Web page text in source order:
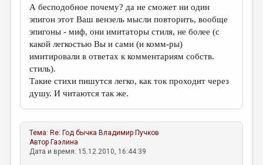
А бесподобное почему? да не сможет ни один
эпигон этот Ваш вензель мысли повторить, вообще
эпигоны - миф, они имитаторы стиля, не более (с
какой легкостью Вы и сами (и комм-ры)
имитировали в ответах к комментариям собств.
стиль).
Такие стихи пишутся легко, как ток проходит через
душу. И читаются так же.
Тема: Re: Год бычка Владимир Пучков
Автор Гаэлина
Дата и время: 15.12.2010, 16:44:39